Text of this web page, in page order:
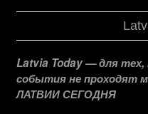
Latvia Today — для
события не проходят
ЛАТВИИ СЕГОДНЯ